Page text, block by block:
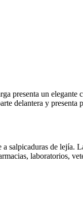
presenta un
delantera y presenta
de lejía.
laboratorios,